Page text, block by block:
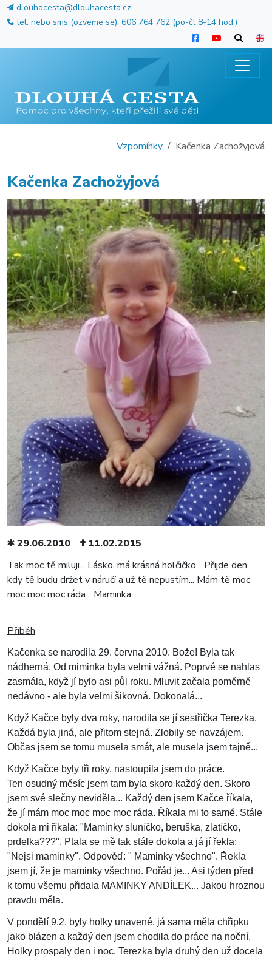
dlouhacesta@dlouhacesta.cz
tel. nebo sms (ozveme se): 606 764 762 (po-čt 8-14 hod.)
Vzpomínky Kačenka Zachožyjová
Kačenka Zachožyjová
29.06.2010
11.02.2015
Tak moc tě miluji... Lásko, má krásná holčičko... Přijde den,
kdy tě budu držet v náručí a už tě nepustím... Mám tě moc
moc moc moc ráda... Maminka
Příběh
Kačenka se narodila 29. června 2010. Bože! Byla tak
nádherná. Od miminka byla velmi vážná. Poprvé se nahlas
zasmála, když jí bylo asi půl roku. Mluvit začala poměrně
nedávno - ale byla velmi šikovná. Dokonalá...
Když Kačce byly dva roky, narodila se jí sestřička Terezka.
Každá byla jiná, ale přitom stejná. Zlobily se navzájem.
Občas jsem se tomu musela smát, ale musela jsem tajně...
Když Kačce byly tři roky, nastoupila jsem do práce.
Ten osudný měsíc jsem tam byla skoro každý den. Skoro
jsem své slečny neviděla... Každý den jsem Kačce říkala,
že jí mám moc moc moc moc ráda. Říkala mi to samé. Stále
dokola mi říkala: "Maminky sluníčko, beruška, zlatíčko,
prdelka???". Ptala se mě tak stále dokola a já jí řekla:
"Nejsi maminky". Odpověď: " Maminky všechno". Řekla
jsem jí, že je maminky všechno. Pořád je... Asi týden před
k tomu všemu přidala MAMINKY ANDÍLEK... Jakou hroznou
pravdu měla.
V pondělí 9.2. byly holky unavené, já sama měla chřipku
jako blázen a každý den jsem chodila do práce na noční.
Holky prospaly den i noc. Terezka byla druhý den už docela